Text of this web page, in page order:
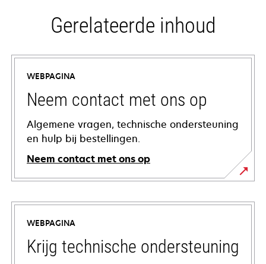
Gerelateerde inhoud
WEBPAGINA
Neem contact met ons op
Algemene vragen, technische ondersteuning
en hulp bij bestellingen.
Neem contact met ons op
WEBPAGINA
Krijg technische ondersteuning